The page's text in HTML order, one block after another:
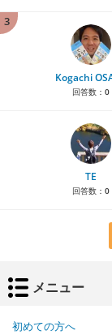
3
Kogachi
回答数： 0
TE
回答数： 0
メニュー
初めての方へ